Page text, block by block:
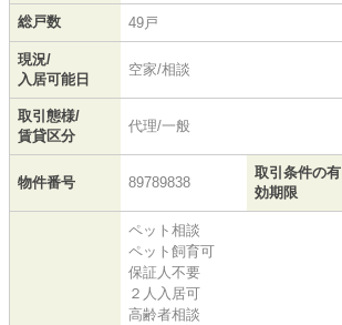
総戸数 49戸
現況/
入居可能日
空家/相談
取引態様/
賃貸区分
代理/一般
物件番号 89789838
取引条件の有
効期限
ペット相談
ペット飼育可
保証人不要
２人入居可
高齢者相談